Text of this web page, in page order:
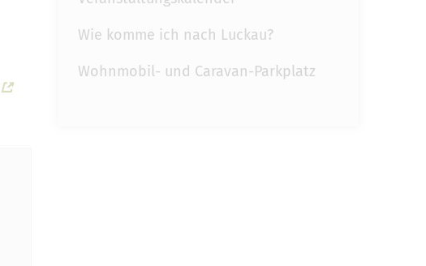
Wie komme ich nach Luckau?
Wohnmobil- und Caravan-Parkplatz